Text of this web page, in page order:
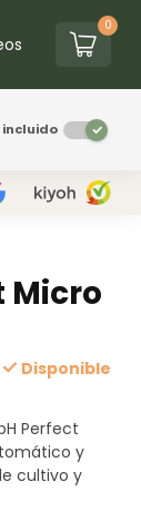
0
incluido
Micro
Disponible
Perfect
y
cultivo y